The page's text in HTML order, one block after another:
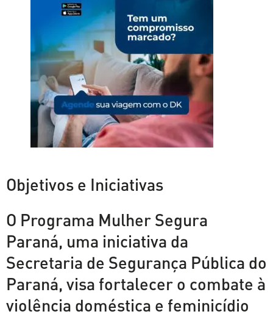
Objetivos e Iniciativas
O Programa Mulher Segura
Paraná, uma iniciativa da
Secretaria de Segurança Pública do
Paraná, visa fortalecer o combate à
violência doméstica e feminicídio